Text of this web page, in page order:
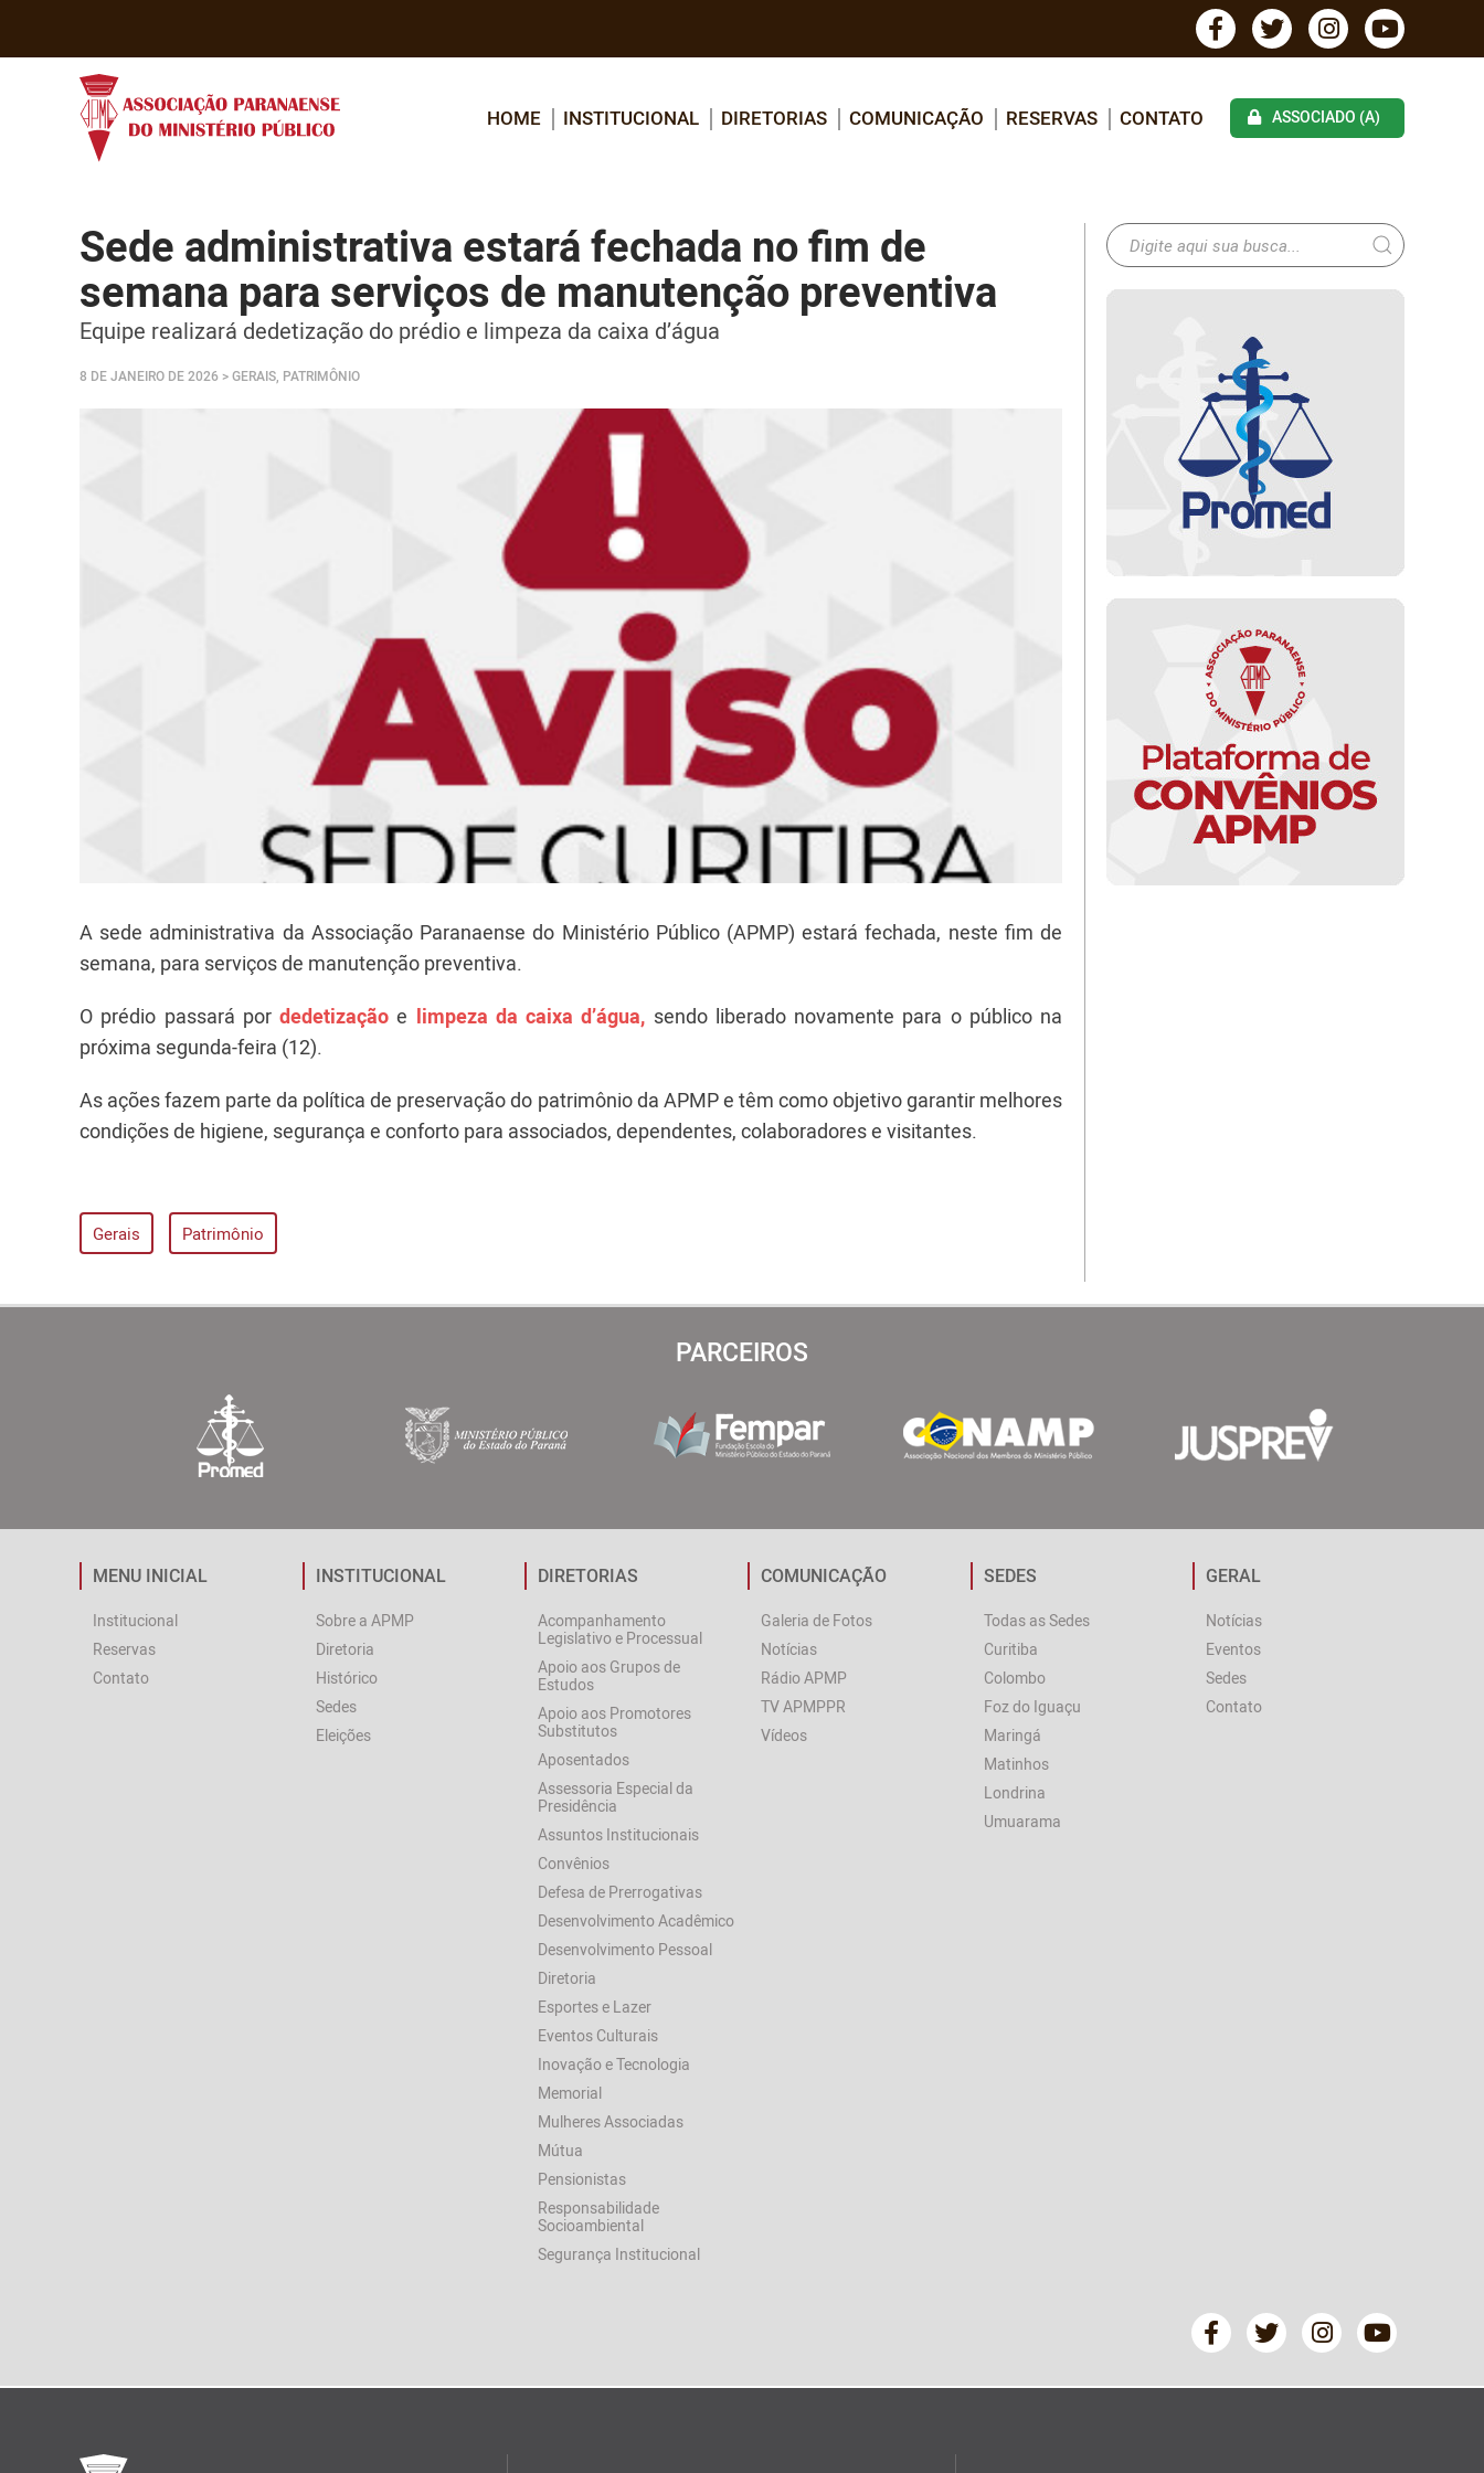
HOME INSTITUCIONAL DIRETORIAS COMUNICAÇÃO RESERVAS CONTATO ASSOCIADO (A)
Sede administrativa estará fechada no fim de
semana para serviços de manutenção preventiva
Equipe realizará dedetização do prédio e limpeza da caixa d’água
8 DE JANEIRO DE 2026 > GERAIS, PATRIMÔNIO
A sede administrativa da Associação Paranaense do Ministério Público (APMP) estará fechada, neste fim de
semana, para serviços de manutenção preventiva.
O prédio passará por dedetização e limpeza da caixa d’água, sendo liberado novamente para o público na
próxima segunda-feira (12).
As ações fazem parte da política de preservação do patrimônio da APMP e têm como objetivo garantir melhores
condições de higiene, segurança e conforto para associados, dependentes, colaboradores e visitantes.
Gerais Patrimônio
PARCEIROS
MENU INICIAL
Institucional
Reservas
Contato
INSTITUCIONAL
Sobre a APMP
Diretoria
Histórico
Sedes
Eleições
DIRETORIAS
Acompanhamento
Legislativo e Processual
Apoio aos Grupos de
Estudos
Apoio aos Promotores
Substitutos
Aposentados
Assessoria Especial da
Presidência
Assuntos Institucionais
Convênios
Defesa de Prerrogativas
Desenvolvimento Acadêmico
Desenvolvimento Pessoal
Diretoria
Esportes e Lazer
Eventos Culturais
Inovação e Tecnologia
Memorial
Mulheres Associadas
Mútua
Pensionistas
Responsabilidade
Socioambiental
Segurança Institucional
COMUNICAÇÃO
Galeria de Fotos
Notícias
Rádio APMP
TV APMPPR
Vídeos
SEDES
Todas as Sedes
Curitiba
Colombo
Foz do Iguaçu
Maringá
Matinhos
Londrina
Umuarama
GERAL
Notícias
Eventos
Sedes
Contato